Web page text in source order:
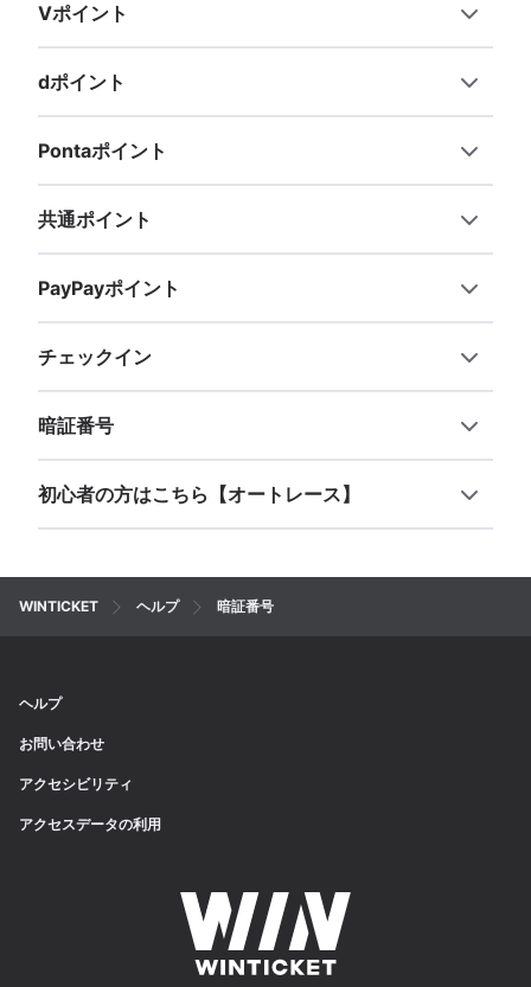
Vポイント
dポイント
Pontaポイント
共通ポイント
PayPayポイント
チェックイン
暗証番号
初心者の方はこちら【オートレース】
WINTICKET ヘルプ 暗証番号
ヘルプ
お問い合わせ
アクセシビリティ
アクセスデータの利用